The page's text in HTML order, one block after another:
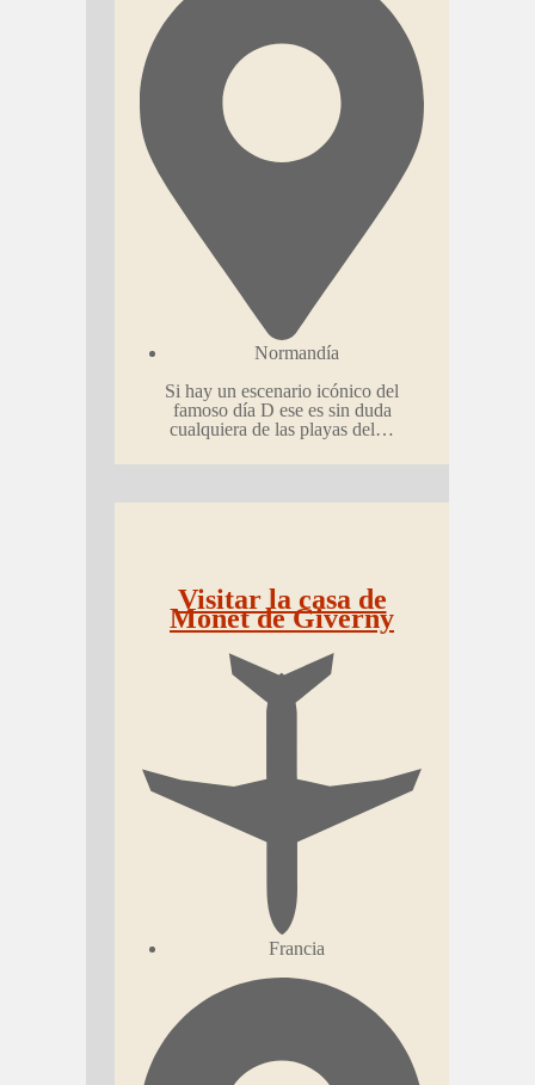
Normandía
Si hay un escenario icónico del
famoso día D ese es sin duda
cualquiera de las playas del…
Visitar la casa de
Monet de Giverny
Francia